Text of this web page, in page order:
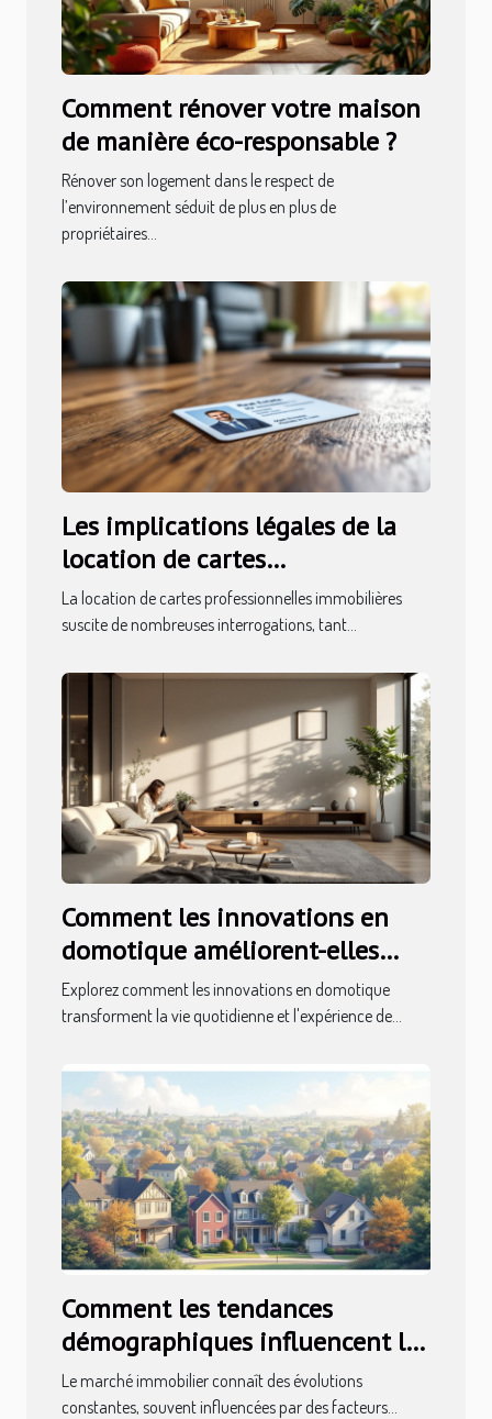
Comment rénover votre maison
de manière éco-responsable ?
Rénover son logement dans le respect de
l’environnement séduit de plus en plus de
propriétaires...
Les implications légales de la
location de cartes
professionnelles immobilières
La location de cartes professionnelles immobilières
suscite de nombreuses interrogations, tant...
Comment les innovations en
domotique améliorent-elles
votre habitat ?
Explorez comment les innovations en domotique
transforment la vie quotidienne et l'expérience de...
Comment les tendances
démographiques influencent le
marché immobilier ?
Le marché immobilier connaît des évolutions
constantes, souvent influencées par des facteurs...